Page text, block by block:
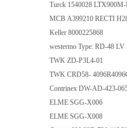
Turck 1540028
MCB A399210 RECTI
Keller 8000225868
westermo Type: RD-48
TWK ZD-P3L4-01
TWK CRD58-
Contrinex DW-AD-423-
ELME SGG-X006
ELME SGG-X008